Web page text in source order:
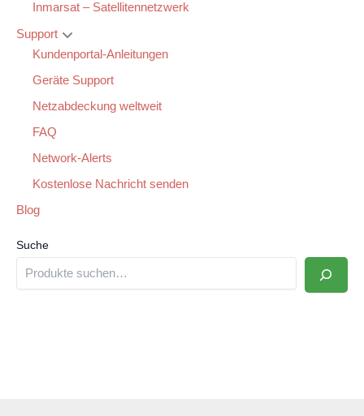
Inmarsat – Satellitennetzwerk
Support
Kundenportal-Anleitungen
Geräte Support
Netzabdeckung weltweit
FAQ
Network-Alerts
Kostenlose Nachricht senden
Blog
Suche